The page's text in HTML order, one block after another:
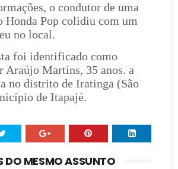
o condutor de uma
Honda Pop colidiu com um
no local.
foi identificado como
Araújo Martins, 35 anos. a
no distrito de Iratinga (São
de Itapajé.
DO MESMO ASSUNTO